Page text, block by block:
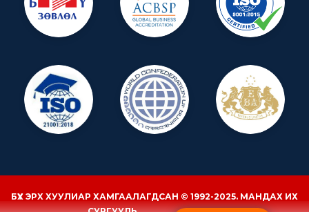
БҮХ ЭРХ ХУУЛИАР ХАМГААЛАГДСАН © 1992-2025. МАНДАХ ИХ